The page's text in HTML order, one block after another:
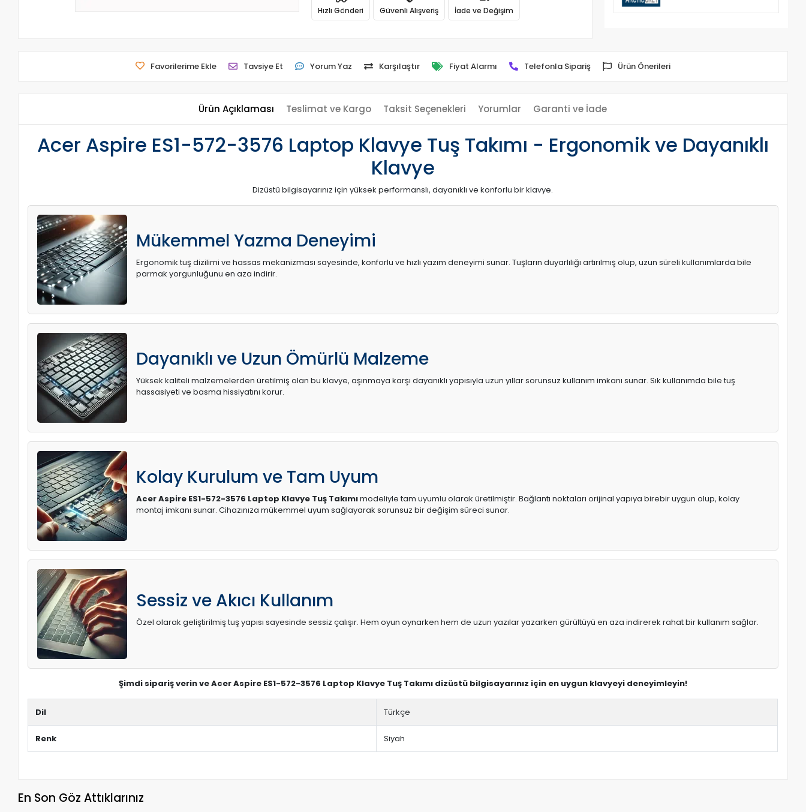
Hızlı Gönderi Güvenli Alışveriş İade ve Değişim
Favorilerime Ekle Tavsiye Et Yorum Yaz Karşılaştır Fiyat Alarmı Telefonla Sipariş Ürün Önerileri
Ürün Açıklaması Teslimat ve Kargo Taksit Seçenekleri Yorumlar Garanti ve İade
Acer Aspire ES1-572-3576 Laptop Klavye Tuş Takımı - Ergonomik ve Dayanıklı
Klavye
Dizüstü bilgisayarınız için yüksek performanslı, dayanıklı ve konforlu bir klavye.
Mükemmel Yazma Deneyimi
Ergonomik tuş dizilimi ve hassas mekanizması sayesinde, konforlu ve hızlı yazım deneyimi sunar. Tuşların duyarlılığı artırılmış olup, uzun süreli kullanımlarda bile
parmak yorgunluğunu en aza indirir.
Dayanıklı ve Uzun Ömürlü Malzeme
Yüksek kaliteli malzemelerden üretilmiş olan bu klavye, aşınmaya karşı dayanıklı yapısıyla uzun yıllar sorunsuz kullanım imkanı sunar. Sık kullanımda bile tuş
hassasiyeti ve basma hissiyatını korur.
Kolay Kurulum ve Tam Uyum
Acer Aspire ES1-572-3576 Laptop Klavye Tuş Takımımodeliyle tam uyumlu olarak üretilmiştir. Bağlantı noktaları orijinal yapıya birebir uygun olup, kolay
montaj imkanı sunar. Cihazınıza mükemmel uyum sağlayarak sorunsuz bir değişim süreci sunar.
Sessiz ve Akıcı Kullanım
Özel olarak geliştirilmiş tuş yapısı sayesinde sessiz çalışır. Hem oyun oynarken hem de uzun yazılar yazarken gürültüyü en aza indirerek rahat bir kullanım sağlar.
Şimdi sipariş verin ve Acer Aspire ES1-572-3576 Laptop Klavye Tuş Takımı dizüstü bilgisayarınız için en uygun klavyeyi deneyimleyin!
Dil Türkçe
Renk Siyah
En Son Göz Attıklarınız